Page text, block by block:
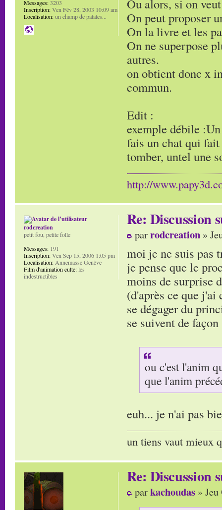
Ou alors, si on
On peut proposer
On la livre et les
On ne superpose
autres.
on obtient donc x
commun.
Edit :
exemple débile
fais un chat qui
tomber, untel une
http://
Messages:3203
Inscription:Ven Fév 28, 2003 10:09 am
Localisation:un champ de patates...
Re: Discussion
parrodcreation »
moi je ne suis pas
je pense que le
moins de surprise
(d'après ce que
se dégager du
se suivent de
ou c'est l'anim
que l'anim
euh... je n'ai pas
un tiens vaut mieux
rodcreation
petit fou, petite folle
Messages: 191
Inscription:Ven Sep 15, 2006 1:05 pm
Localisation: Annemasse Genève
Film d'animation culte:les
indestructibles
Re: Discussion
parkachoudas »